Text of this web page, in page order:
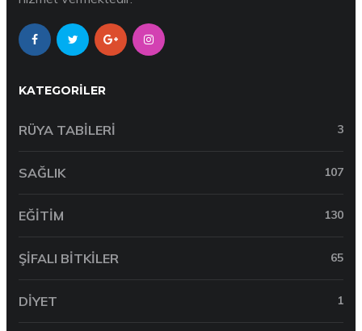
KATEGORILER
RÜYA TABILERI 3
SAĞLIK 107
EĞITIM 130
ŞIFALI BITKILER 65
DIYET 1